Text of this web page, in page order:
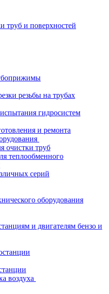
труб и поверхностей
резьбы на трубах
гидросистем
и ремонта
очистки труб
теплообменного
серий
оборудования
и двигателям бензо и
воздуха